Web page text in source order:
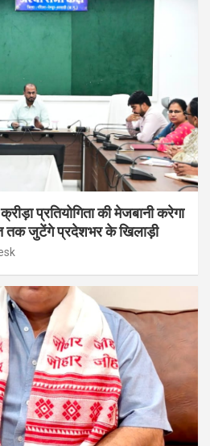
प्रतियोगिता की मेजबानी करेगा
तक जुटेंगे प्रदेशभर के खिलाड़ी